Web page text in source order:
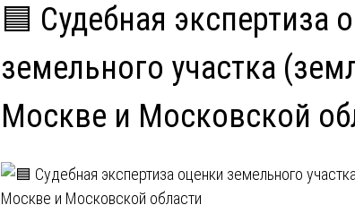
🟦 Судебная экспертиза
земельного участка
Москве и Московской